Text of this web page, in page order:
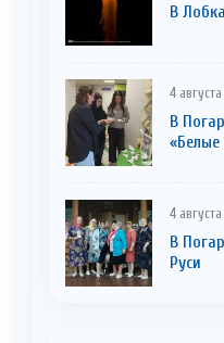
В
4 августа
В
«Белые
4 августа
В
Руси